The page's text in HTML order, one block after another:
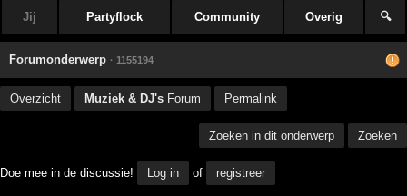
Jij Partyflock Community Overig 🔍
Forumonderwerp · 1155194
Overzicht Muziek & DJ's Forum Permalink
Zoeken in dit onderwerp Zoeken
Doe mee in de discussie! Log in of registreer